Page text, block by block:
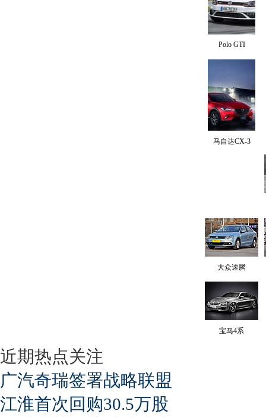
Polo GTI
马自达CX-3
大众速腾
宝马4系
近期热点关注
广汽奇瑞签署战略联盟
江淮首次回购30.5万股